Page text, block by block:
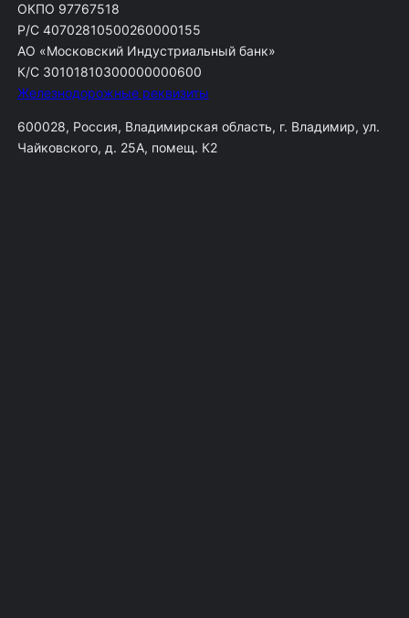
ОКПО 97767518
Р/С 40702810500260000155
АО «Московский Индустриальный банк»
К/С 30101810300000000600
Железнодорожные реквизиты
600028, Россия, Владимирская область, г. Владимир, ул.
Чайковского, д. 25А, помещ. К2